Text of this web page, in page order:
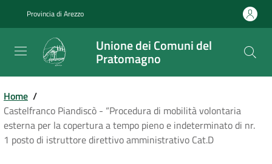
principale
Provincia di Arezzo
Unione dei Comuni del
Pratomagno
Home /
Castelfranco Piandiscò - “Procedura di mobilità volontaria
esterna per la copertura a tempo pieno e indeterminato di nr.
1 posto di istruttore direttivo amministrativo Cat.D